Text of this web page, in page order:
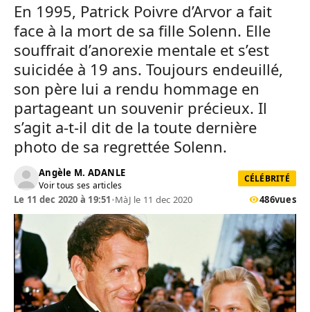
En 1995, Patrick Poivre d’Arvor a fait
face à la mort de sa fille Solenn. Elle
souffrait d’anorexie mentale et s’est
suicidée à 19 ans. Toujours endeuillé,
son père lui a rendu hommage en
partageant un souvenir précieux. Il
s’agit a-t-il dit de la toute dernière
photo de sa regrettée Solenn.
Angèle M. ADANLE
Voir tous ses articles
CÉLÉBRITÉ
Le 11 dec 2020 à 19:51•MàJ le 11 dec 2020 486vues